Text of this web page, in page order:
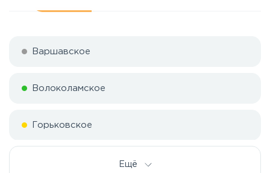
Варшавское
Волоколамское
Горьковское
Ещё